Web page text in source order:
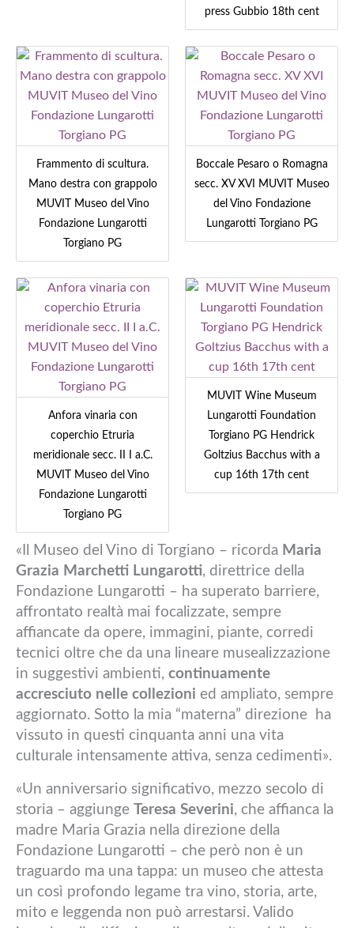
press Gubbio 18th cent
Frammento di scultura.
Mano destra con grappolo
MUVIT Museo del Vino
Fondazione Lungarotti
Torgiano PG
Boccale Pesaro o Romagna
secc. XV XVI MUVIT Museo
del Vino Fondazione
Lungarotti Torgiano PG
Anfora vinaria con
coperchio Etruria
meridionale secc. II I a.C.
MUVIT Museo del Vino
Fondazione Lungarotti
Torgiano PG
MUVIT Wine Museum
Lungarotti Foundation
Torgiano PG Hendrick
Goltzius Bacchus with a
cup 16th 17th cent
«Il Museo del Vino di Torgiano – ricorda Maria
Grazia Marchetti Lungarotti, direttrice della
Fondazione Lungarotti – ha superato barriere,
affrontato realtà mai focalizzate, sempre
affiancate da opere, immagini, piante, corredi
tecnici oltre che da una lineare musealizzazione
in suggestivi ambienti, continuamente
accresciuto nelle collezioni ed ampliato, sempre
aggiornato. Sotto la mia “materna” direzione ha
vissuto in questi cinquanta anni una vita
culturale intensamente attiva, senza cedimenti».
«Un anniversario significativo, mezzo secolo di
storia – aggiunge
Teresa Severini, che affianca la
madre Maria Grazia nella direzione della
Fondazione Lungarotti – che però non è un
traguardo ma una tappa: un museo che attesta
un così profondo legame tra vino, storia, arte,
mito e leggenda non può arrestarsi. Valido